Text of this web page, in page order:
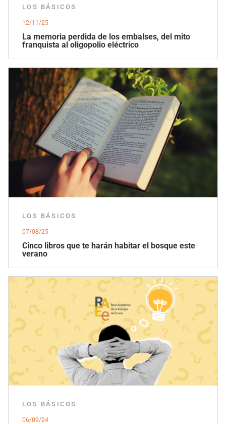
LOS BÁSICOS
12/11/25
La memoria perdida de los embalses, del mito
franquista al oligopolio eléctrico
LOS BÁSICOS
07/08/25
Cinco libros que te harán habitar el bosque este
verano
LOS BÁSICOS
06/09/24